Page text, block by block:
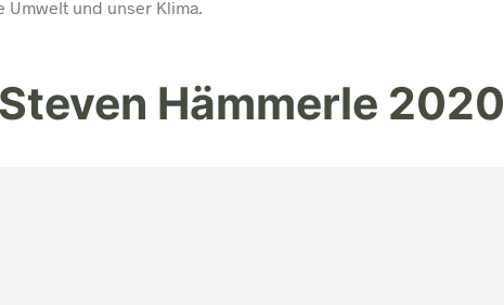
und unser Klima.
Hämmerle 2020